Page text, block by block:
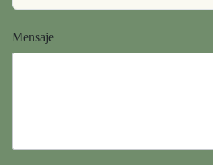
Mensaje